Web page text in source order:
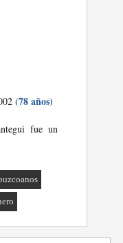
(78 años)
fue un